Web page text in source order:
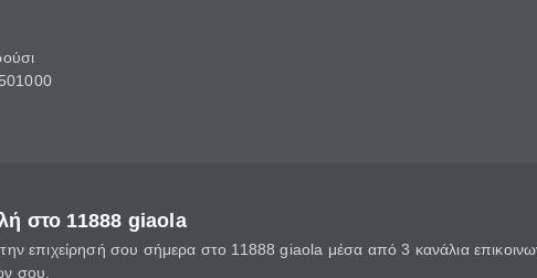
στο 11888 giaola
επιχείρησή σου σήμερα στο 11888 giaola μέσα από 3 κανάλια
σου.